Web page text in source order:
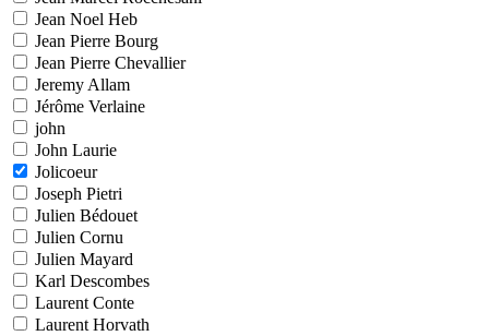
Jean Noel Heb
Jean Pierre Bourg
Jean Pierre Chevallier
Jeremy Allam
Jérôme Verlaine
john
John Laurie
Jolicoeur
Joseph Pietri
Julien Bédouet
Julien Cornu
Julien Mayard
Karl Descombes
Laurent Conte
Laurent Horvath